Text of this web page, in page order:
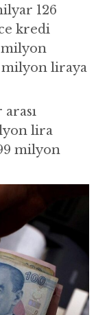
126
kredi
milyon
milyon liraya
lira
milyon